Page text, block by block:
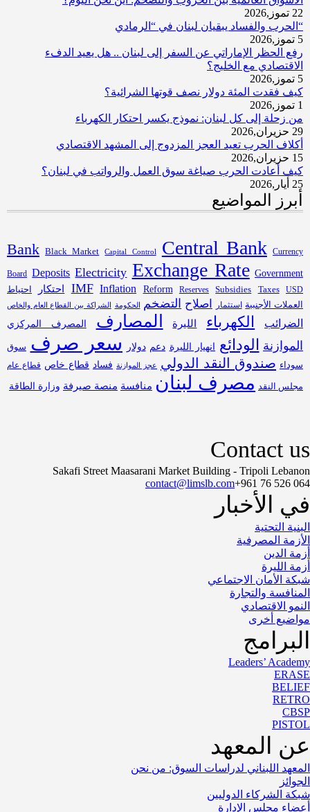
22 تموز,2026
“الحرب والفساد يبقيان لبنان في “الرمادي
5 تموز,2026
رفع الحظر الإماراتي عن السفر إلى لبنان .. هل يعيد الدفء
الاقتصادي مع الخليج؟
5 تموز,2026
كيف فقدت المئة دولار نصف قوتها الشرائية؟
1 تموز,2026
من زحلة إلى كل لبنان: نموذج يكسر احتكار الكهرباء
29 حزيران,2026
أكلاف الحرب تعيد العجز المزدوج إلى المشهد الاقتصادي
15 حزيران,2026
كيف أعادت الحرب صياغة سوق العمل والرواتب في لبنان؟
25 أيار,2026
أبرز المواضيع
Bank Black Market Capital Control Central Bank Currency
Board Deposits Electricity Exchange Rate Government
IMF Inflation Reform Reserves Subsidies Taxes USD احتكار
احتياط
العملات الأجنبية
استثمار اصلاح التضخم الحكومة الشراكة بين القطاع العام والخاص
الضرائب الكهرباء الليرة المصارف المصرف المركزي
الموازنة الودائع انهيار الليرة دعم دولار سعر صرف سوق
سوداء صندوق النقد الدولي عجز الموازنة فساد قطاع خاص قطاع عام
مجلس النقد مصرف لبنان منافسة منصة صيرفة وزارة الطاقة
Contact us
Sakafi Street Maasarani Market Building - Tripoli Lebanon
contact@limslb.com+961 76 526 064
في الأخبار
البنية التحتية
الأزمة المصرفية
أزمة الدين
أزمة الليرة
شبكة الأمان الاجتماعي
المنافسة والتجارة
النمو الاقتصادي
مواضيع أخرى
البرامج
Leaders’ Academy
ERASE
BELIEF
RETRO
CBSP
PISTOL
عن المعهد
المعهد اللبناني لدراسات السوق: من نحن
الجوائز
شبكة الشركاء الدوليين
أعضاء مجلس الإدارة